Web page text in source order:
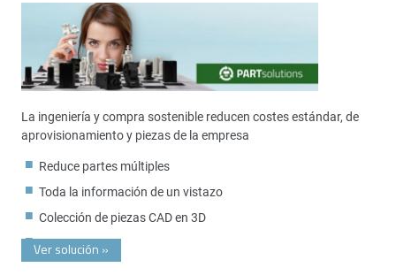
La ingeniería y compra sostenible reducen costes estándar, de
aprovisionamiento y piezas de la empresa
Reduce partes múltiples
Toda la información de un vistazo
Colección de piezas CAD en 3D
Ver solución »